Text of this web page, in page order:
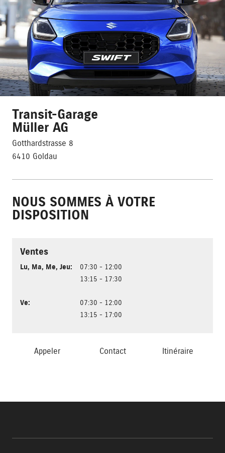
Transit-Garage
Müller AG
Gotthardstrasse 8
6410 Goldau
NOUS SOMMES À VOTRE
DISPOSITION
Ventes
Lu, Ma, Me, Jeu:
07:30 - 12:00
13:15 - 17:30
Ve:
07:30 - 12:00
13:15 - 17:00
Appeler Contact Itinéraire